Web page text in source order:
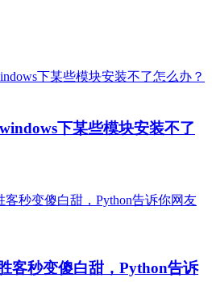
下某些模块安装不了
客秒变傻白甜，Python告诉